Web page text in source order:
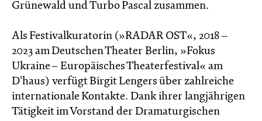
Grünewald und Turbo Pascal zusammen.
Als Festivalkuratorin (»RADAR OST«, 2018 –
2023 am Deutschen Theater Berlin, »Fokus
Ukraine – Europäisches Theaterfestival« am
D'haus) verfügt Birgit Lengers über zahlreiche
internationale Kontakte. Dank ihrer langjährigen
Tätigkeit im Vorstand der Dramaturgischen